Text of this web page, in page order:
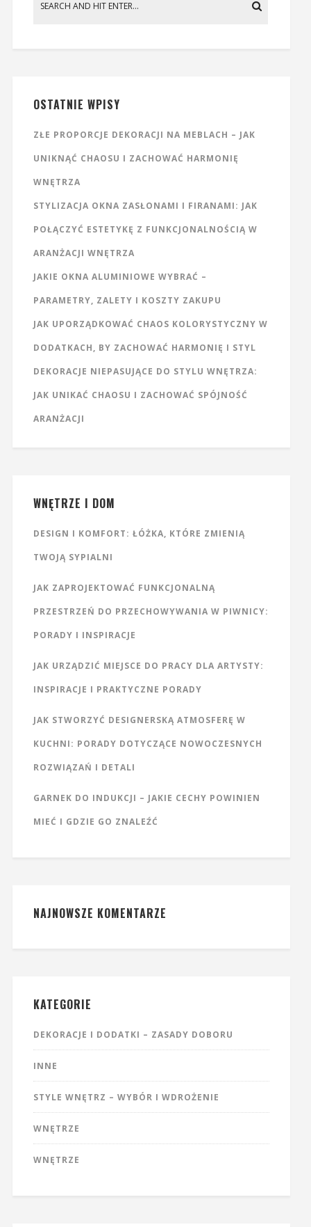
OSTATNIE WPISY
ZŁE PROPORCJE DEKORACJI NA MEBLACH – JAK
UNIKNĄĆ CHAOSU I ZACHOWAĆ HARMONIĘ
WNĘTRZA
STYLIZACJA OKNA ZASŁONAMI I FIRANAMI: JAK
POŁĄCZYĆ ESTETYKĘ Z FUNKCJONALNOŚCIĄ W
ARANŻACJI WNĘTRZA
JAKIE OKNA ALUMINIOWE WYBRAĆ –
PARAMETRY, ZALETY I KOSZTY ZAKUPU
JAK UPORZĄDKOWAĆ CHAOS KOLORYSTYCZNY W
DODATKACH, BY ZACHOWAĆ HARMONIĘ I STYL
DEKORACJE NIEPASUJĄCE DO STYLU WNĘTRZA:
JAK UNIKAĆ CHAOSU I ZACHOWAĆ SPÓJNOŚĆ
ARANŻACJI
WNĘTRZE I DOM
DESIGN I KOMFORT: ŁÓŻKA, KTÓRE ZMIENIĄ
TWOJĄ SYPIALNI
JAK ZAPROJEKTOWAĆ FUNKCJONALNĄ
PRZESTRZEŃ DO PRZECHOWYWANIA W PIWNICY:
PORADY I INSPIRACJE
JAK URZĄDZIĆ MIEJSCE DO PRACY DLA ARTYSTY:
INSPIRACJE I PRAKTYCZNE PORADY
JAK STWORZYĆ DESIGNERSKĄ ATMOSFERĘ W
KUCHNI: PORADY DOTYCZĄCE NOWOCZESNYCH
ROZWIĄZAŃ I DETALI
GARNEK DO INDUKCJI – JAKIE CECHY POWINIEN
MIEĆ I GDZIE GO ZNALEŹĆ
NAJNOWSZE KOMENTARZE
KATEGORIE
DEKORACJE I DODATKI – ZASADY DOBORU
INNE
STYLE WNĘTRZ – WYBÓR I WDROŻENIE
WNĘTRZE
WNĘTRZE